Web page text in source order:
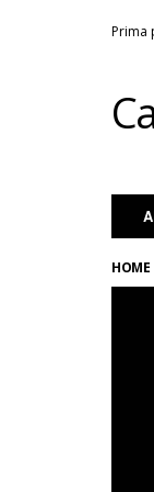
Prima
HOME